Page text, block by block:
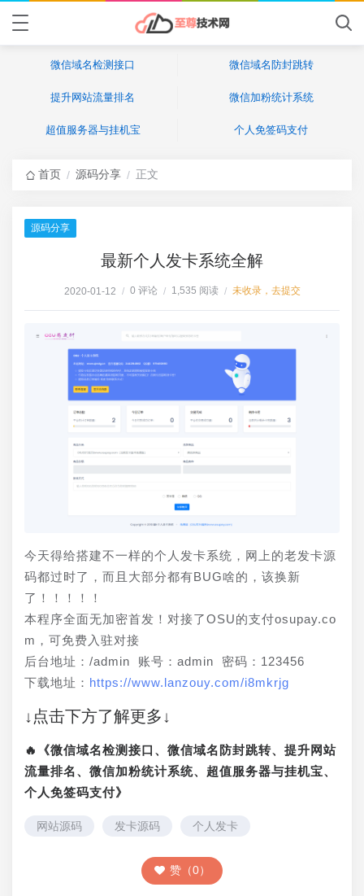
微信域名检测接口 微信域名防封跳转
提升网站流量排名 微信加粉统计系统
超值服务器与挂机宝 个人免签码支付
首页 / 源码分享 / 正文
源码分享
最新个人发卡系统全解
2020-01-12 / 0 评论 / 1,535 阅读 / 未收录，去提交
今天得给搭建不一样的个人发卡系统，网上的老发卡源
码都过时了，而且大部分都有BUG啥的，该换新
了！！！！！
本程序全面无加密首发！对接了OSU的支付osupay.co
m，可免费入驻对接
后台地址：/admin 账号：admin 密码：123456
下载地址： https://www.lanzouy.com/i8mkrjg
↓点击下方了解更多↓
🔥《微信域名检测接口、微信域名防封跳转、提升网站
流量排名、微信加粉统计系统、超值服务器与挂机宝、
个人免签码支付》
网站源码 发卡源码 个人发卡
赞（0）